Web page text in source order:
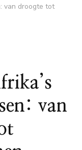
van droogte tot
van